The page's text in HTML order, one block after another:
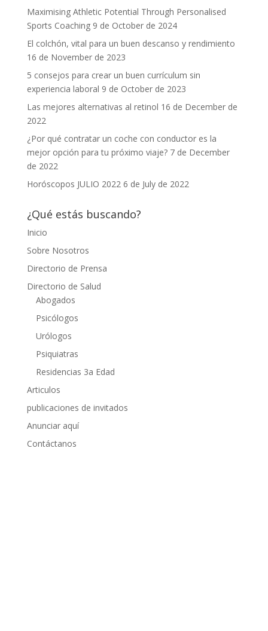
Maximising Athletic Potential Through Personalised
Sports Coaching 9 de October de 2024
El colchón, vital para un buen descanso y rendimiento
16 de November de 2023
5 consejos para crear un buen currículum sin
experiencia laboral 9 de October de 2023
Las mejores alternativas al retinol 16 de December de
2022
¿Por qué contratar un coche con conductor es la
mejor opción para tu próximo viaje? 7 de December
de 2022
Horóscopos JULIO 2022 6 de July de 2022
¿Qué estás buscando?
Inicio
Sobre Nosotros
Directorio de Prensa
Directorio de Salud
Abogados
Psicólogos
Urólogos
Psiquiatras
Residencias 3a Edad
Articulos
publicaciones de invitados
Anunciar aquí
Contáctanos